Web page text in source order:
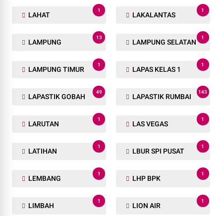
LAHAT
1
LAKALANTAS
1
LAMPUNG
13
LAMPUNG SELATAN
1
LAMPUNG TIMUR
1
LAPAS KELAS 1
1
LAPASTIK GOBAH
49
LAPASTIK RUMBAI
143
LARUTAN
1
LAS VEGAS
1
LATIHAN
1
LBUR SPI PUSAT
1
LEMBANG
1
LHP BPK
1
LIMBAH
1
LION AIR
1